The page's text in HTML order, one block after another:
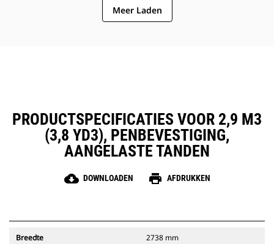
Meer Laden
PRODUCTSPECIFICATIES VOOR 2,9 M3
(3,8 YD3), PENBEVESTIGING,
AANGELASTE TANDEN
cloud_download DOWNLOADEN print AFDRUKKEN
Breedte 2738 mm